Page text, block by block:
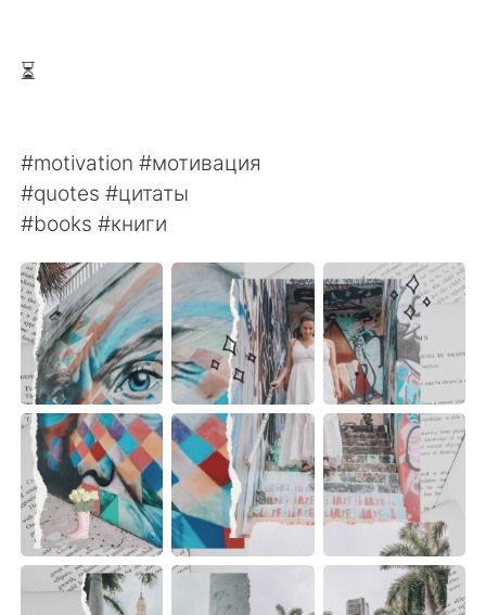
⏳
#motivation #мотивация
#quotes #цитаты
#books #книги